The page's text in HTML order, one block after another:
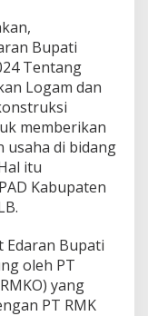
Bupati
Tentang
Logam dan
memberikan
usaha di bidang
itu
Kabupaten
Edaran Bupati
oleh PT
yang
PT RMK